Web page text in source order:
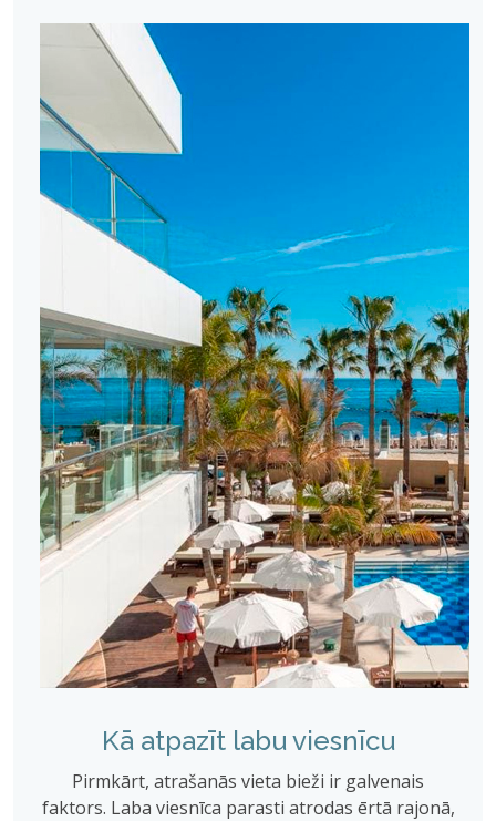
Kā atpazīt labu viesnīcu
Pirmkārt, atrašanās vieta bieži ir galvenais
faktors. Laba viesnīca parasti atrodas ērtā rajonā,